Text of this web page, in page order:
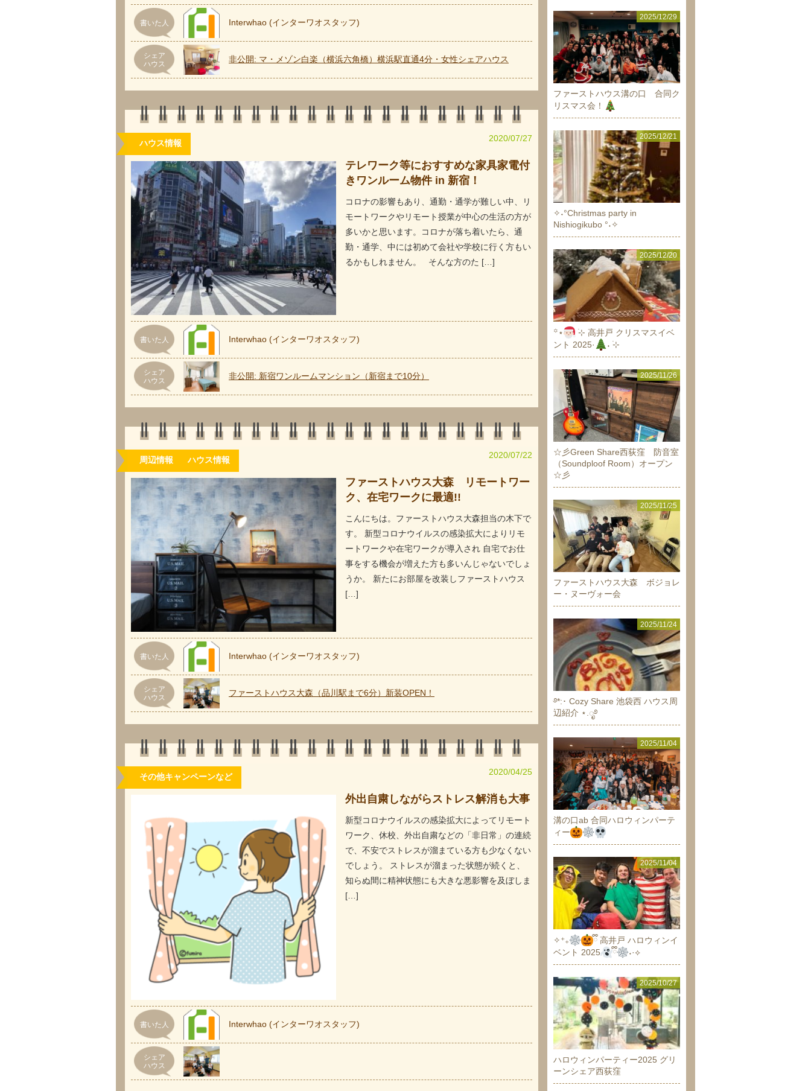
書いた人 Interwhao (インターワオスタッフ)
シェア
ハウス
非公開: マ・メゾン白楽（横浜六角橋）横浜駅直通4分・女性シェアハウス
ハウス情報 2020/07/27
テレワーク等におすすめな家具家電付
きワンルーム物件 in 新宿！
コロナの影響もあり、通勤・通学が難しい中、リ
モートワークやリモート授業が中心の生活の方が
多いかと思います。コロナが落ち着いたら、通
勤・通学、中には初めて会社や学校に行く方もい
るかもしれません。 そんな方のた […]
書いた人 Interwhao (インターワオスタッフ)
シェア
ハウス
非公開: 新宿ワンルームマンション（新宿まで10分）
周辺情報 ハウス情報 2020/07/22
ファーストハウス大森 リモートワー
ク、在宅ワークに最適!!
こんにちは。ファーストハウス大森担当の木下で
す。 新型コロナウイルスの感染拡大によりリモ
ートワークや在宅ワークが導入され 自宅でお仕
事をする機会が増えた方も多いんじゃないでしょ
うか。 新たにお部屋を改装しファーストハウス
[…]
書いた人 Interwhao (インターワオスタッフ)
シェア
ハウス
ファーストハウス大森（品川駅まで6分）新装OPEN！
その他キャンペーンなど 2020/04/25
外出自粛しながらストレス解消も大事
新型コロナウイルスの感染拡大によってリモート
ワーク、休校、外出自粛などの「非日常」の連続
で、不安でストレスが溜まている方も少なくない
でしょう。 ストレスが溜まった状態が続くと、
知らぬ間に精神状態にも大きな悪影響を及ぼしま
[…]
書いた人 Interwhao (インターワオスタッフ)
シェア
ハウス
2025/12/29
ファーストハウス溝の口 合同ク
リスマス会！
2025/12/21
✧˖°Christmas party in
Nishiogikubo °˖✧
2025/12/20
‪꙳⋆
࣪⊹ 高井戸 クリスマスイベ
ント 2025·
˖ ࣪⊹
2025/11/26
☆彡Green Share西荻窪 防音室
（Soundploof Room）オープン
☆彡
2025/11/25
ファーストハウス大森 ボジョレ
ー・ヌーヴォー会
2025/11/24
࿔*:･ Cozy Share 池袋西 ハウス周
辺紹介 ⋆.ೃ࿔
2025/11/04
溝の口ab 合同ハロウィンパーテ
ィー
2025/11/04
✧⁺₊
ྀི 高井戸 ハロウィンイ
ベント 2025
ྀི ˖·⟡
2025/10/27
ハロウィンパーティー2025 グリ
ーンシェア西荻窪